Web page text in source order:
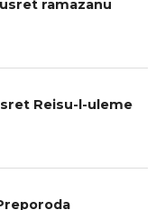
ramazanu
Reisu-l-uleme